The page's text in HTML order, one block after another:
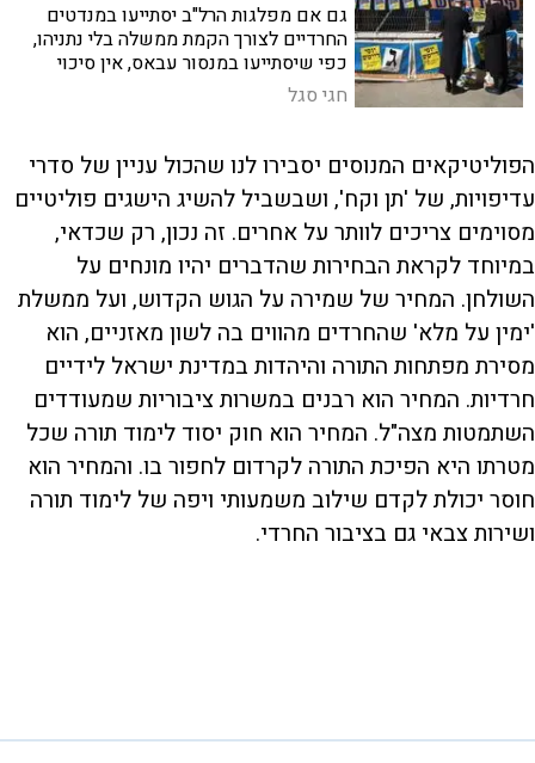
גם אם מפלגות הרל"ב יסתייעו במנדטים
החרדיים לצורך הקמת ממשלה בלי נתניהו,
כפי שיסתייעו במנסור עבאס, אין סיכוי
שיצליחו להסיר מעל החרדים את מה שיתד
נאמן מכנה "גזרת הגיוס"
חגי סגל
הפוליטיקאים המנוסים יסבירו לנו שהכול עניין של סדרי
עדיפויות, של 'תן וקח', ושבשביל להשיג הישגים פוליטיים
מסוימים צריכים לוותר על אחרים. זה נכון, רק שכדאי,
במיוחד לקראת הבחירות שהדברים יהיו מונחים על
השולחן. המחיר של שמירה על הגוש הקדוש, ועל ממשלת
'ימין על מלא' שהחרדים מהווים בה לשון מאזניים, הוא
מסירת מפתחות התורה והיהדות במדינת ישראל לידיים
חרדיות. המחיר הוא רבנים במשרות ציבוריות שמעודדים
השתמטות מצה"ל. המחיר הוא חוק יסוד לימוד תורה שכל
מטרתו היא הפיכת התורה לקרדום לחפור בו. והמחיר הוא
חוסר יכולת לקדם שילוב משמעותי ויפה של לימוד תורה
ושירות צבאי גם בציבור החרדי.